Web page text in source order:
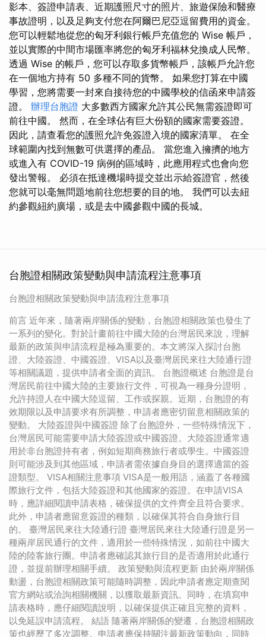
影本、簽證申請表、近期護照尺寸的照片、旅遊保險和醫療
事故證明，以及足夠支付您在阿爾巴尼亞逗留費用的資金。
您可以輕鬆地從您的匈牙利銀行帳戶充值您的 Wise 帳戶，
並以實際的中間市場匯率將您的匈牙利福林兌換成人民幣。
透過 Wise 的帳戶，您可以存取多貨幣帳戶，該帳戶允許您
在一個地方持有 50 多種不同的貨幣。 如果您打算在中國
學習，您將需要一封來自接待您的中國學校的信函來申請簽
證。 辦理台胞證 大多數西方國家允許其公民無需簽證即可
前往中國。 然而，在全球佔有巨大份額的國家需要簽證。
因此，請查看您的護照允許免簽證入境的國家清單。 在全
球範圍內找到無數可供選擇的產品。 當您進入擁擠的地方
或進入有 COVID-19 病例的區域時，此應用程式也會向您
發出警報。 必須在抵達機場時提交並出示給簽證官，然後
您就可以毫無問題地前往您想要的目的地。 我們可以去紐
約參觀紐約廣場，或是去中國參觀中國的長城。
台胞證相關政策變動與申請流程注意事項
台胞證相關政策變動與申請流程注意事項
前言 近年來，隨著兩岸關係的變動，台胞證相關政策也發生了
一系列的變化。對於計畫前往中國大陸的台灣居民來說，理解
最新的政策與申請流程是極為重要的。本文將深入探討台胞
證、大陸簽證、中國簽證、VISA以及臺灣居民來往大陸通行證
等相關議題，提供申請者全面的資訊。 台胞證概述 台胞證是台
灣居民前往中國大陸的主要旅行文件，可視為一種身分證明，
允許持證人在中國大陸逗留、工作或探親。近期，台胞證的有
效期限以及申請要求有所調整，申請者應密切留意相關政策的
變動。 大陸簽證與中國簽證 除了台胞證外，一些特殊情況下，
台灣居民可能需要申請大陸簽證或中國簽證。大陸簽證通常適
用於非台胞證持有者，例如短期商務旅行者或學生。中國簽證
則可能涉及到其他區域，申請者需依據自身目的選擇適當的簽
證類型。 VISA相關注意事項 VISA是一般用語，涵蓋了各種國
際旅行文件，包括大陸簽證和其他國家的簽證。在申請VISA
時，應詳細閱讀申請表格，確保提供的文件齊全且符合要求。
此外，申請者應留意簽證的種類，以確保其符合自身旅行目
的。 臺灣居民來往大陸通行證 臺灣居民來往大陸通行證是另一
種兩岸居民通行的文件，適用於一些特殊情況，如前往中國大
陸的陸客旅行團。申請者應確認其旅行目的是否適用於此通行
證，並提前辦理相關手續。 政策變動與流程更新 由於兩岸關係
動盪，台胞證相關政策可能隨時調整，因此申請者應定期查閱
官方網站或洽詢相關機關，以獲取最新資訊。同時，在填寫申
請表格時，應仔細閱讀說明，以確保提供正確且完整的資料，
以免延誤申請流程。 結語 隨著兩岸關係的變遷，台胞證相關政
策也經歷了多次調整。申請者應保持關注最新政策動向，同時